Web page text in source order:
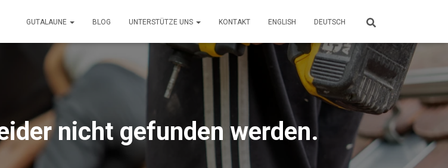
GUTALAUNE BLOG UNTERSTÜTZE UNS KONTAKT ENGLISH DEUTSCH
nicht gefunden werden.